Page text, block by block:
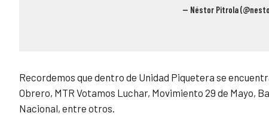
— Néstor Pitrola
Recordemos que dentro de Unidad Piquetera se
Obrero, MTR Votamos Luchar, Movimiento 29 de Mayo,
Nacional, entre otros.